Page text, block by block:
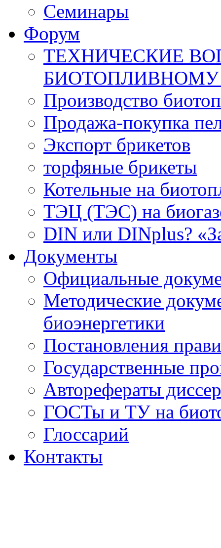
Семинары
Форум
ТЕХНИЧЕСКИЕ
Производство
Продажа-покупка
Экспорт брикетов
торфяные брикеты
Котельные на
ТЭЦ (ТЭС) на
DIN или DINplus?
Документы
Официальные
Методические
биоэнергетики
Постановления
Государственные
Авторефераты
ГОСТы и ТУ на
Глоссарий
Контакты